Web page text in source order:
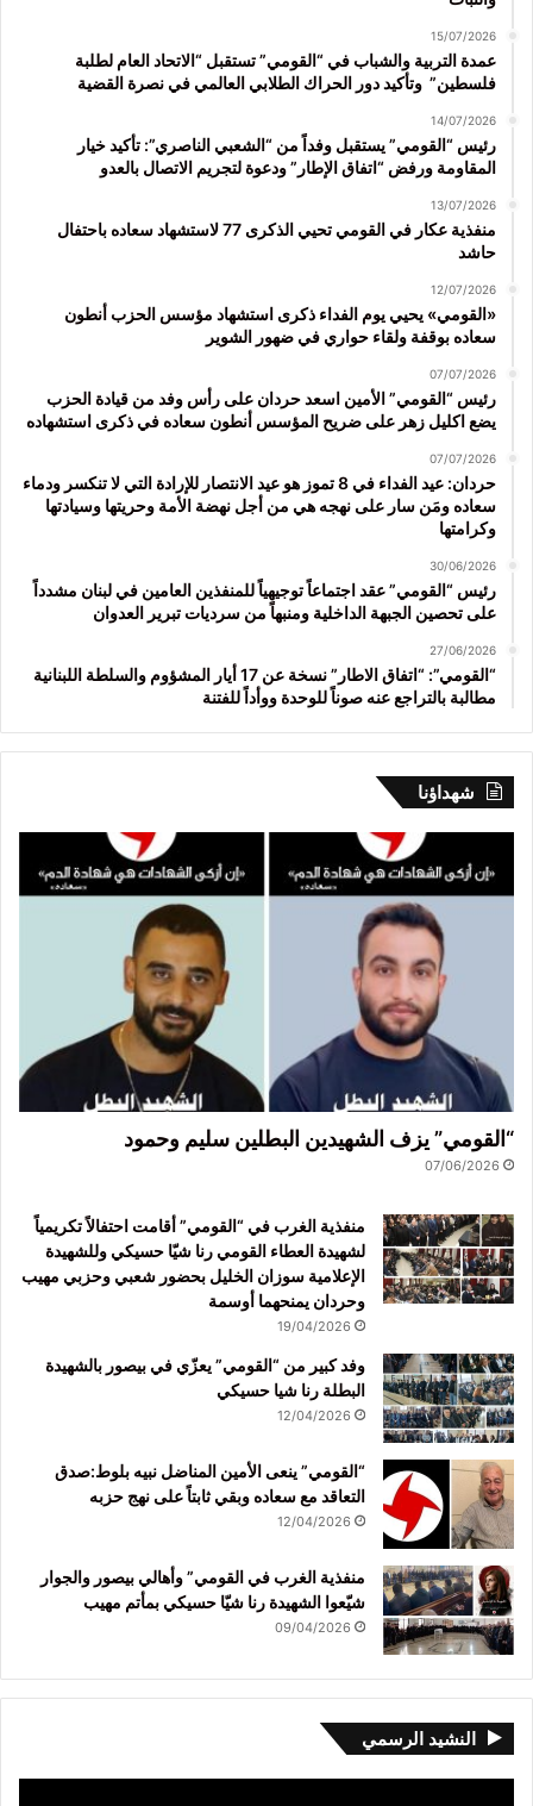
15/07/2026
عمدة التربية والشباب في “القومي” تستقبل “الاتحاد العام لطلبة
فلسطين” وتأكيد دور الحراك الطلابي العالمي في نصرة القضية
14/07/2026
رئيس “القومي” يستقبل وفداً من “الشعبي الناصري”: تأكيد خيار
المقاومة ورفض “اتفاق الإطار” ودعوة لتجريم الاتصال بالعدو
13/07/2026
منفذية عكار في القومي تحيي الذكرى 77 لاستشهاد سعاده باحتفال
حاشد
12/07/2026
«القومي» يحيي يوم الفداء ذكرى استشهاد مؤسس الحزب أنطون
سعاده بوقفة ولقاء حواري في ضهور الشوير
07/07/2026
رئيس “القومي” الأمين اسعد حردان على رأس وفد من قيادة الحزب
يضع اكليل زهر على ضريح المؤسس أنطون سعاده في ذكرى استشهاده
07/07/2026
حردان: عيد الفداء في 8 تموز هو عيد الانتصار للإرادة التي لا تنكسر ودماء
سعاده ومَن سار على نهجه هي من أجل نهضة الأمة وحريتها وسيادتها
وكرامتها
30/06/2026
رئيس “القومي” عقد اجتماعاً توجيهياً للمنفذين العامين في لبنان مشدداً
على تحصين الجبهة الداخلية ومنبهاً من سرديات تبرير العدوان
27/06/2026
“القومي”: “اتفاق الاطار” نسخة عن 17 أيار المشؤوم والسلطة اللبنانية
مطالبة بالتراجع عنه صوناً للوحدة ووأداً للفتنة
شهداؤنا
“القومي” يزف الشهيدين البطلين سليم وحمود
07/06/2026
منفذية الغرب في “القومي” أقامت احتفالاً تكريمياً
لشهيدة العطاء القومي رنا شيّا حسيكي وللشهيدة
الإعلامية سوزان الخليل بحضور شعبي وحزبي مهيب
وحردان يمنحهما أوسمة
19/04/2026
وفد كبير من “القومي” يعزّي في بيصور بالشهيدة
البطلة رنا شيا حسيكي
12/04/2026
“القومي” ينعى الأمين المناضل نبيه بلوط:صدق
التعاقد مع سعاده وبقي ثابتاً على نهج حزبه
12/04/2026
منفذية الغرب في القومي” وأهالي بيصور والجوار
شيّعوا الشهيدة رنا شيّا حسيكي بمأتم مهيب
09/04/2026
النشيد الرسمي